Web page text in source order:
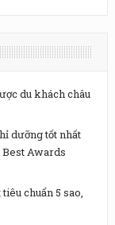
du khách châu
dưỡng tốt nhất
Awards
chuẩn 5 sao,